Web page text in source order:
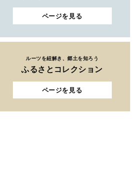
ページを見る
ルーツを紐解き、郷土を知ろう
ふるさとコレクション
ページを見る